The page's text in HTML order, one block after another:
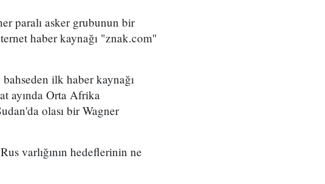
paralı asker grubunun bir
haber kaynağı "znak.com"
ilk haber kaynağı
ayında Orta Afrika
olası bir Wagner
varlığının hedeflerinin ne